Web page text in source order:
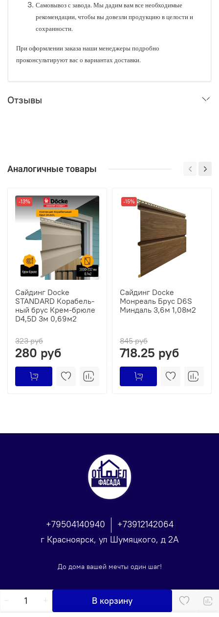
В корзину
Самовывоз с завода. Мы дадим вам все необходимые
рекомендации, чтобы вы довезли продукцию в целости и
сохранности.
При оформлении заказа наши менеджеры подробно
проконсультируют вас о вариантах доставки.
Отзывы
Аналогичные товары
-13%
Сайдинг Docke
STANDARD Ко­ра­бель­
ный брус Крем-брюле
D4,5D 3м 0,69м2
323 руб
280 руб
-15%
Сайдинг Docke
Монреаль Брус D6S
Миндаль 3,6м 1,08м2
845 руб
718.25 руб
+79504140940
+73912142064
г Красноярск, ул Шумяцкого, д 2А
До дома вашей мечты один шаг!